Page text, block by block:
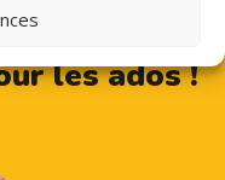
premier
les ados !